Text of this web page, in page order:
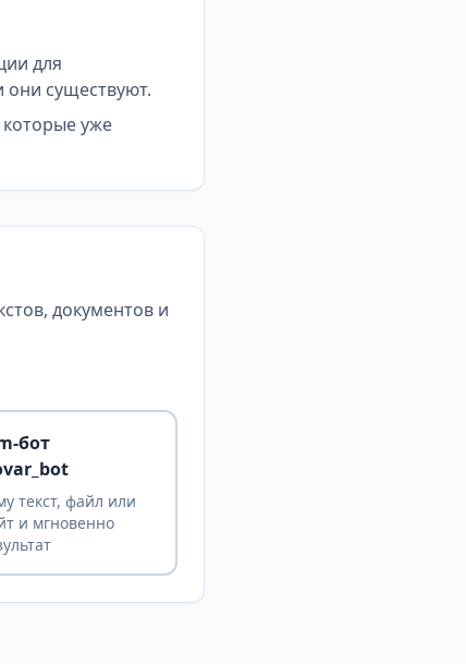
для
они существуют.
уже
документов и
бот
текст, файл или
и мгновенно